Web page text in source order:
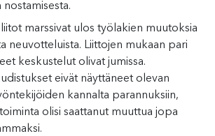
marssivat ulos työlakien muutoksia
neuvotteluista. Liittojen mukaan pari
keskustelut olivat jumissa.
eivät näyttäneet olevan
kannalta parannuksiin,
olisi saattanut muuttua jopa